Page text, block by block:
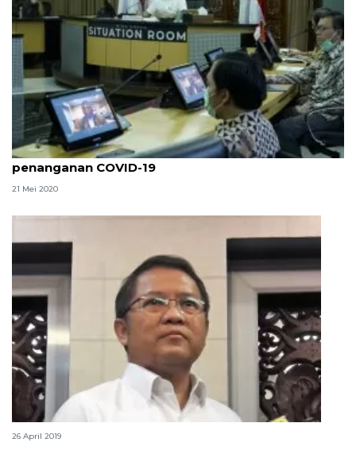
KSP lakukan dialog dengan tokoh agama terkait
penanganan COVID-19
21 Mei 2020
Kominfo pastikan sinyal 4G lancar di jalur mudik
26 April 2019